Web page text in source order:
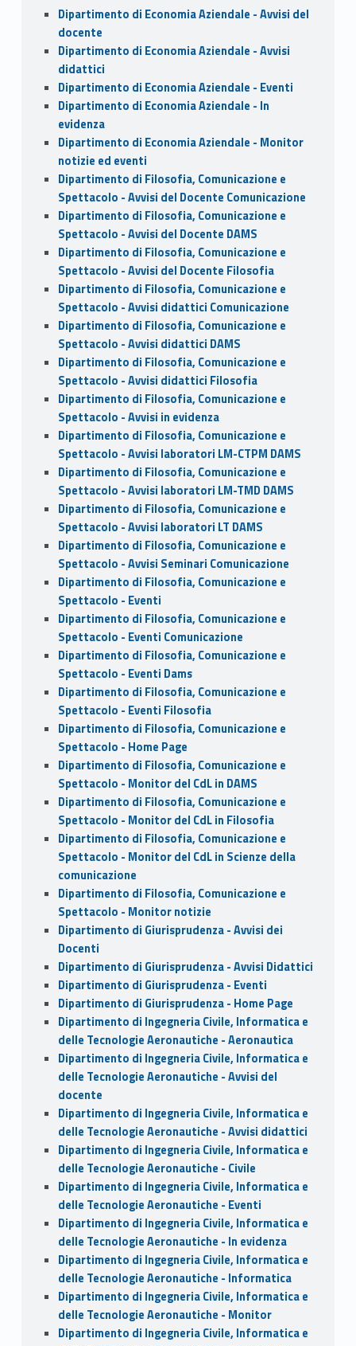
Dipartimento di Economia Aziendale - Avvisi del
docente
Dipartimento di Economia Aziendale - Avvisi
didattici
Dipartimento di Economia Aziendale - Eventi
Dipartimento di Economia Aziendale - In
evidenza
Dipartimento di Economia Aziendale - Monitor
notizie ed eventi
Dipartimento di Filosofia, Comunicazione e
Spettacolo - Avvisi del Docente Comunicazione
Dipartimento di Filosofia, Comunicazione e
Spettacolo - Avvisi del Docente DAMS
Dipartimento di Filosofia, Comunicazione e
Spettacolo - Avvisi del Docente Filosofia
Dipartimento di Filosofia, Comunicazione e
Spettacolo - Avvisi didattici Comunicazione
Dipartimento di Filosofia, Comunicazione e
Spettacolo - Avvisi didattici DAMS
Dipartimento di Filosofia, Comunicazione e
Spettacolo - Avvisi didattici Filosofia
Dipartimento di Filosofia, Comunicazione e
Spettacolo - Avvisi in evidenza
Dipartimento di Filosofia, Comunicazione e
Spettacolo - Avvisi laboratori LM-CTPM DAMS
Dipartimento di Filosofia, Comunicazione e
Spettacolo - Avvisi laboratori LM-TMD DAMS
Dipartimento di Filosofia, Comunicazione e
Spettacolo - Avvisi laboratori LT DAMS
Dipartimento di Filosofia, Comunicazione e
Spettacolo - Avvisi Seminari Comunicazione
Dipartimento di Filosofia, Comunicazione e
Spettacolo - Eventi
Dipartimento di Filosofia, Comunicazione e
Spettacolo - Eventi Comunicazione
Dipartimento di Filosofia, Comunicazione e
Spettacolo - Eventi Dams
Dipartimento di Filosofia, Comunicazione e
Spettacolo - Eventi Filosofia
Dipartimento di Filosofia, Comunicazione e
Spettacolo - Home Page
Dipartimento di Filosofia, Comunicazione e
Spettacolo - Monitor del CdL in DAMS
Dipartimento di Filosofia, Comunicazione e
Spettacolo - Monitor del CdL in Filosofia
Dipartimento di Filosofia, Comunicazione e
Spettacolo - Monitor del CdL in Scienze della
comunicazione
Dipartimento di Filosofia, Comunicazione e
Spettacolo - Monitor notizie
Dipartimento di Giurisprudenza - Avvisi dei
Docenti
Dipartimento di Giurisprudenza - Avvisi Didattici
Dipartimento di Giurisprudenza - Eventi
Dipartimento di Giurisprudenza - Home Page
Dipartimento di Ingegneria Civile, Informatica e
delle Tecnologie Aeronautiche - Aeronautica
Dipartimento di Ingegneria Civile, Informatica e
delle Tecnologie Aeronautiche - Avvisi del
docente
Dipartimento di Ingegneria Civile, Informatica e
delle Tecnologie Aeronautiche - Avvisi didattici
Dipartimento di Ingegneria Civile, Informatica e
delle Tecnologie Aeronautiche - Civile
Dipartimento di Ingegneria Civile, Informatica e
delle Tecnologie Aeronautiche - Eventi
Dipartimento di Ingegneria Civile, Informatica e
delle Tecnologie Aeronautiche - In evidenza
Dipartimento di Ingegneria Civile, Informatica e
delle Tecnologie Aeronautiche - Informatica
Dipartimento di Ingegneria Civile, Informatica e
delle Tecnologie Aeronautiche - Monitor
Dipartimento di Ingegneria Civile, Informatica e